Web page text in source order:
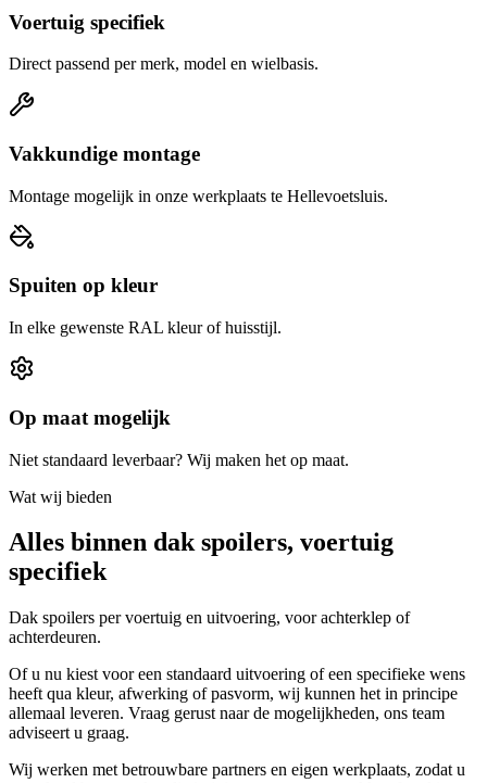
Voertuig specifiek
Direct passend per merk, model en wielbasis.
Vakkundige montage
Montage mogelijk in onze werkplaats te Hellevoetsluis.
Spuiten op kleur
In elke gewenste RAL kleur of huisstijl.
Op maat mogelijk
Niet standaard leverbaar? Wij maken het op maat.
Wat wij bieden
Alles binnen dak spoilers, voertuig
specifiek
Dak spoilers per voertuig en uitvoering, voor achterklep of
achterdeuren.
Of u nu kiest voor een standaard uitvoering of een specifieke wens
heeft qua kleur, afwerking of pasvorm, wij kunnen het in principe
allemaal leveren. Vraag gerust naar de mogelijkheden, ons team
adviseert u graag.
Wij werken met betrouwbare partners en eigen werkplaats, zodat u